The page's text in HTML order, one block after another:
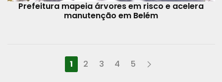
Prefeitura mapeia árvores em risco e acelera
manutenção em Belém
1 2 3 4 5